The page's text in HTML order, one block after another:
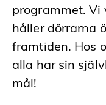
programmet. Vi
håller dörrarna
framtiden. Hos
alla har sin
mål!